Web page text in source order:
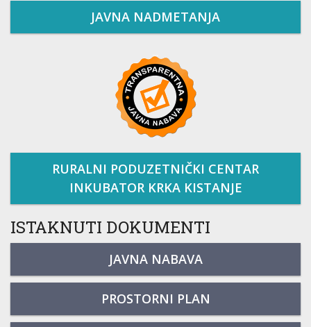
JAVNA NADMETANJA
RURALNI PODUZETNIČKI CENTAR
INKUBATOR KRKA KISTANJE
ISTAKNUTI DOKUMENTI
JAVNA NABAVA
PROSTORNI PLAN